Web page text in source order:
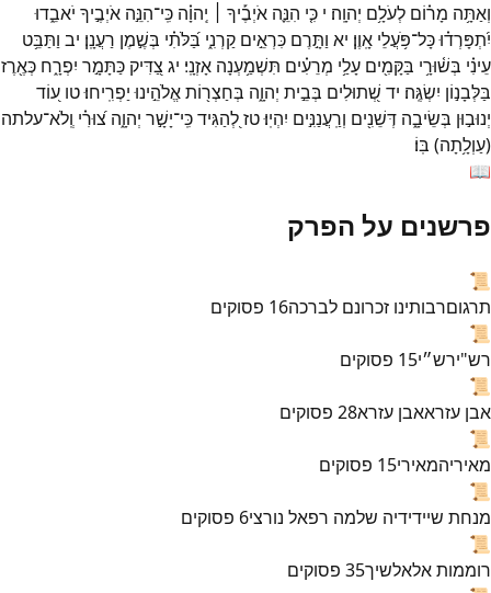
וְאַתָּ֥ה מָר֗וֹם לְעֹלָ֥ם יְהוָֽה׃ י כִּ֤י הִנֵּ֪ה אֹיְבֶ֡יךָ ׀ יְֽהוָ֗ה כִּֽי־הִנֵּ֣ה אֹיְבֶ֣יךָ יֹאבֵ֑דוּ
יִ֝תְפָּרְד֗וּכָּל־פֹּ֥עֲלֵי אָֽוֶן׃ יא וַתָּ֣רֶם כִּרְאֵ֣ים קַרְנִ֑י בַּ֝לֹּתִ֗י בְּשֶׁ֣מֶן רַעֲנָֽן׃ יב וַתַּבֵּ֥ט
עֵינִ֗י בְּשׁ֫וּרָ֥י בַּקָּמִ֖ים עָלַ֥י מְרֵעִ֗ים תִּשְׁמַ֥עְנָה אָזְנָֽי׃ יג צַ֭דִּיק כַּתָּמָ֣ר יִפְרָ֑ח כְּאֶ֖רֶז
בַּלְּבָנ֣וֹן יִשְׂגֶּֽה׃ יד שְׁ֭תוּלִים בְּבֵ֣ית יְהוָ֑ה בְּחַצְר֖וֹתאֱלֹהֵ֣ינוּ יַפְרִֽיחוּ׃טו ע֭וֹד
יְנוּב֣וּן בְּשֵׂיבָ֑ה דְּשֵׁנִ֖ים וְרַֽעֲנַנִּ֣ים יִהְיֽוּ׃טזלְ֭הַגִּידכִּֽי־יָשָׁ֣ר יְהוָ֑ה צ֝וּרִ֗י וְֽלֹא־עלתה
(עַוְלָ֥תָה) בּֽוֹ׃
📖
פרשנים על הפרק
📜
תרגוםרבותינו זכרונם לברכה16 פסוקים
📜
רש"ירש״י15 פסוקים
📜
אבן עזראאבן עזרא28 פסוקים
📜
מאיריהמאירי15 פסוקים
📜
מנחת שיידידיה שלמה רפאל נורצי6 פסוקים
📜
רוממות אלאלשיך35 פסוקים